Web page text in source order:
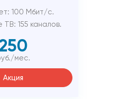
100 Мбит/с.
155 каналов.
мес.
Акция